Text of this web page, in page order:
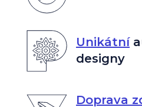
Unikátní
designy
Doprava